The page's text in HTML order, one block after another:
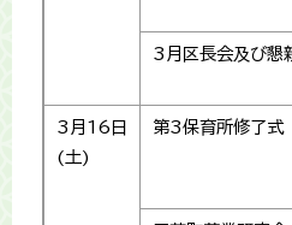
3月区長会及び懇
3月16日
(土)
第3保育所修了式